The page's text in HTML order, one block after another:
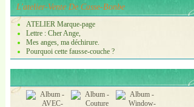
L'atelier-Vente De Casse-Bonbe
ATELIER Marque-page
Lettre : Cher Ange,
Mes anges, ma déchirure.
Pourquoi cette fausse-couche ?